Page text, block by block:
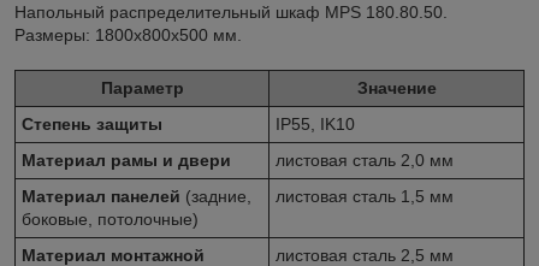
Напольный распределительный шкаф MPS 180.80.50.
Размеры: 1800x800x500 мм.
Параметр
Значение
Степень защиты
IP55, IK10
Материал рамы и двери
листовая сталь 2,0 мм
Материал панелей (задние,
боковые, потолочные)
листовая сталь 1,5 мм
Материал монтажной
листовая сталь 2,5 мм